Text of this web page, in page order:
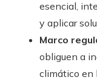
esencial,
y aplicar
Marco
obliguen a
climático en